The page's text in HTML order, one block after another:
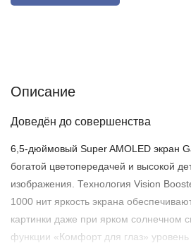
Описание
Доведён до совершенства
6,5-дюймовый Super AMOLED экран
богатой цветопередачей и высокой
изображения. Технология Vision
1000 нит яркость экрана
картинки даже при ярком солнечном
функции «Комфорт для глаз» уровень